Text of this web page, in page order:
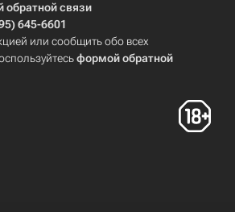
обратной связи
645-6601
или сообщить обо всех
формой обратной